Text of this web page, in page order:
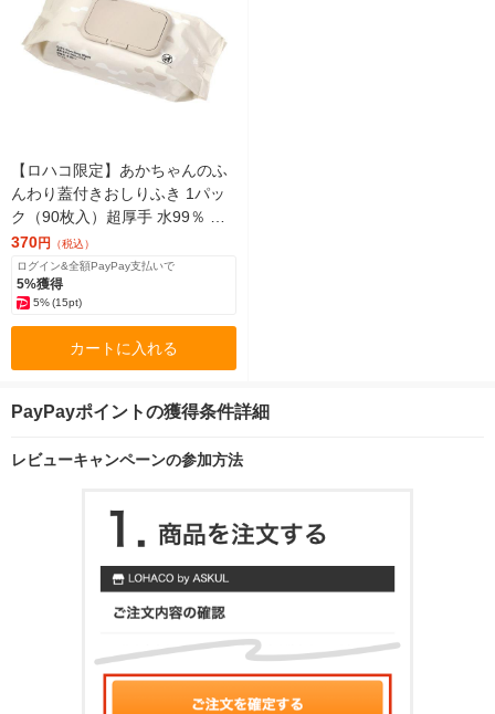
【ロハコ限定】あかちゃんのふ
んわり蓋付きおしりふき 1パッ
ク（90枚入）超厚手 水99％ ふ
た付き オリジナル ハヌル オリ
ジナル
370円 （税込）
ログイン&全額PayPay支払いで
5%獲得
5%(15pt)
カートに入れる
PayPayポイントの獲得条件詳細
レビューキャンペーンの参加方法